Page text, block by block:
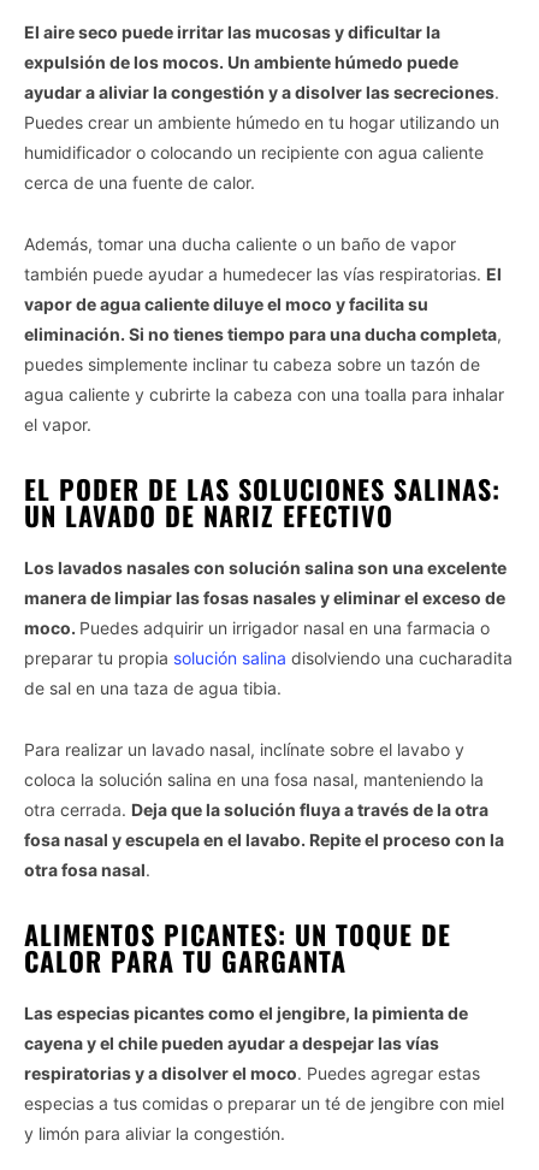
El aire seco puede irritar las mucosas y dificultar la
expulsión de los mocos. Un ambiente húmedo puede
ayudar a aliviar la congestión y a disolver las secreciones.
Puedes crear un ambiente húmedo en tu hogar utilizando un
humidificador o colocando un recipiente con agua caliente
cerca de una fuente de calor.
Además, tomar una ducha caliente o un baño de vapor
también puede ayudar a humedecer las vías respiratorias. El
vapor de agua caliente diluye el moco y facilita su
eliminación. Si no tienes tiempo para una ducha completa,
puedes simplemente inclinar tu cabeza sobre un tazón de
agua caliente y cubrirte la cabeza con una toalla para inhalar
el vapor.
EL PODER DE LAS SOLUCIONES SALINAS:
UN LAVADO DE NARIZ EFECTIVO
Los lavados nasales con solución salina son una excelente
manera de limpiar las fosas nasales y eliminar el exceso de
moco. Puedes adquirir un irrigador nasal en una farmacia o
preparar tu propia solución salina disolviendo una cucharadita
de sal en una taza de agua tibia.
Para realizar un lavado nasal, inclínate sobre el lavabo y
coloca la solución salina en una fosa nasal, manteniendo la
otra cerrada. Deja que la solución fluya a través de la otra
fosa nasal y escupela en el lavabo. Repite el proceso con la
otra fosa nasal.
ALIMENTOS PICANTES: UN TOQUE DE
CALOR PARA TU GARGANTA
Las especias picantes como el jengibre, la pimienta de
cayena y el chile pueden ayudar a despejar las vías
respiratorias y a disolver el moco. Puedes agregar estas
especias a tus comidas o preparar un té de jengibre con miel
y limón para aliviar la congestión.